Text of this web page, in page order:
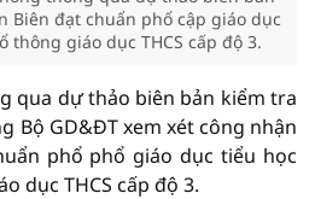
Biên đạt chuẩn phổ cập giáo dục
thông giáo dục THCS cấp độ 3.
qua dự thảo biên bản kiểm tra
Bộ GD&ĐT xem xét công nhận
phổ phổ giáo dục tiểu học
dục THCS cấp độ 3.